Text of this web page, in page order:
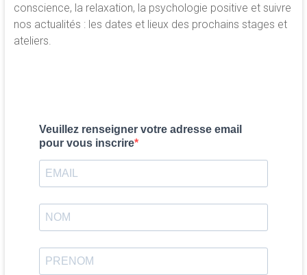
conscience, la relaxation, la psychologie positive et suivre
nos actualités : les dates et lieux des prochains stages et
ateliers.
Veuillez renseigner votre adresse email
pour vous inscrire